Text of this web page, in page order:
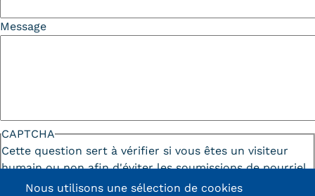
Message
CAPTCHA
Cette question sert à vérifier si vous êtes un visiteur
humain ou non afin d'éviter les soumissions de pourriel
(spam) automatisées.
Nous utilisons une sélection de cookies